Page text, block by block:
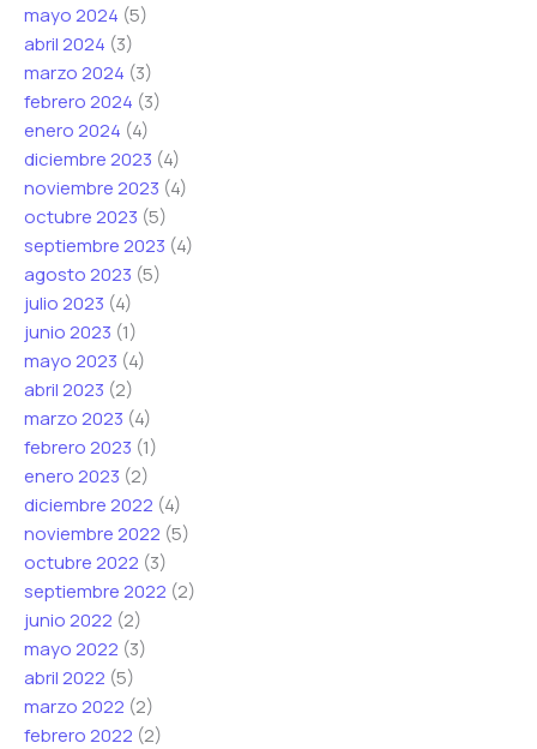
mayo 2024 (5)
abril 2024 (3)
marzo 2024 (3)
febrero 2024 (3)
enero 2024 (4)
diciembre 2023 (4)
noviembre 2023 (4)
octubre 2023 (5)
septiembre 2023 (4)
agosto 2023 (5)
julio 2023 (4)
junio 2023 (1)
mayo 2023 (4)
abril 2023 (2)
marzo 2023 (4)
febrero 2023 (1)
enero 2023 (2)
diciembre 2022 (4)
noviembre 2022 (5)
octubre 2022 (3)
septiembre 2022 (2)
junio 2022 (2)
mayo 2022 (3)
abril 2022 (5)
marzo 2022 (2)
febrero 2022 (2)